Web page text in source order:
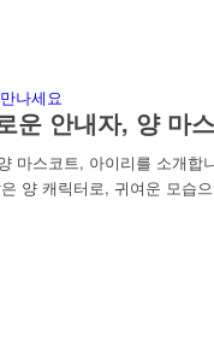
운 안내자, 양 마
마스코트, 아이리를 소개
양 캐릭터로, 귀여운 모습